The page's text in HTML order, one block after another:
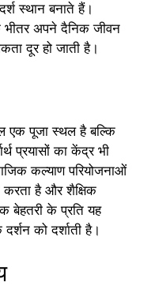
स्थान बनाते हैं।
अपने दैनिक जीवन
दूर हो जाती है।
पूजा स्थल है बल्कि
प्रयासों का केंद्र भी
कल्याण परियोजनाओं
करता है और शैक्षिक
बेहतरी के प्रति यह
को दर्शाती है।